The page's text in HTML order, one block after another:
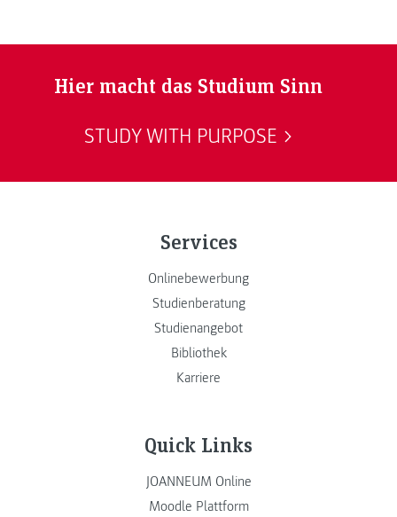
Hier macht das Studium Sinn
STUDY WITH PURPOSE
Services
Onlinebewerbung
Studienberatung
Studienangebot
Bibliothek
Karriere
Quick Links
JOANNEUM Online
Moodle Plattform